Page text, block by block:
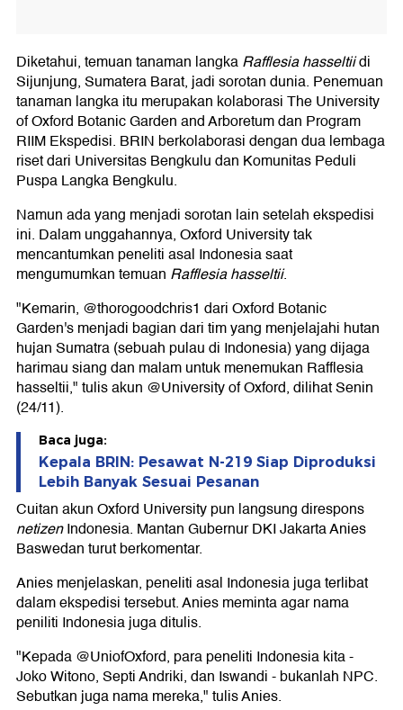
Diketahui, temuan tanaman langkaRafflesia hasseltiidi
Sijunjung, Sumatera Barat, jadi sorotan dunia. Penemuan
tanaman langka itu merupakan kolaborasi The University
of Oxford Botanic Garden and Arboretum dan Program
RIIM Ekspedisi. BRIN berkolaborasi dengan dua lembaga
riset dari Universitas Bengkulu dan Komunitas Peduli
Puspa Langka Bengkulu.
Namun ada yang menjadi sorotan lain setelah ekspedisi
ini. Dalam unggahannya, Oxford University tak
mencantumkan peneliti asal Indonesia saat
mengumumkan temuan Rafflesia hasseltii.
"Kemarin, @thorogoodchris1 dari Oxford Botanic
Garden's menjadi bagian dari tim yang menjelajahi hutan
hujan Sumatra (sebuah pulau di Indonesia) yang dijaga
harimau siang dan malam untuk menemukan Rafflesia
hasseltii," tulis akun @University of Oxford, dilihat Senin
(24/11).
Baca juga:
Kepala BRIN: Pesawat N-219 Siap Diproduksi
Lebih Banyak Sesuai Pesanan
Cuitan akun Oxford University pun langsung direspons
netizenIndonesia. Mantan Gubernur DKI Jakarta Anies
Baswedan turut berkomentar.
Anies menjelaskan, peneliti asal Indonesia juga terlibat
dalam ekspedisi tersebut. Anies meminta agar nama
peniliti Indonesia juga ditulis.
"Kepada @UniofOxford, para peneliti Indonesia kita -
Joko Witono, Septi Andriki, dan Iswandi - bukanlah NPC.
Sebutkan juga nama mereka," tulis Anies.